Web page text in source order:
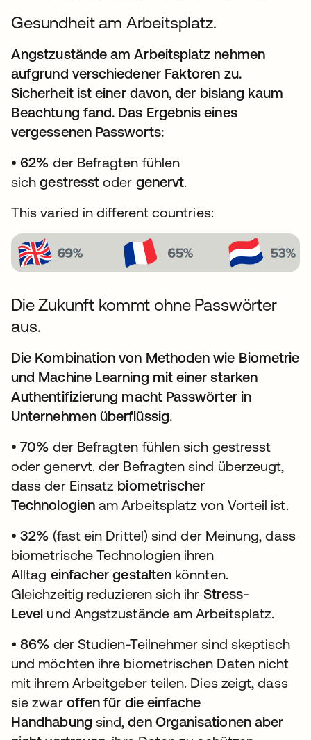
Gesundheit am Arbeitsplatz.
Angstzustände am Arbeitsplatz nehmen
aufgrund verschiedener Faktoren zu.
Sicherheit ist einer davon, der bislang kaum
Beachtung fand. Das Ergebnis eines
vergessenen Passworts:
•62% der Befragten fühlen
sichgestresst oder genervt.
This varied in different countries:
Die Zukunft kommt ohne Passwörter
aus.
Die Kombination von Methoden wie Biometrie
und Machine Learning mit einer starken
Authentifizierung macht Passwörter in
Unternehmen überflüssig.
•70% der Befragten fühlen sich gestresst
oder genervt. der Befragten sind überzeugt,
dass der Einsatz biometrischer
Technologienam Arbeitsplatz von Vorteil ist.
•32% (fast ein Drittel) sind der Meinung, dass
biometrische Technologien ihren
Alltag einfacher gestalten könnten.
Gleichzeitig reduzieren sich ihr Stress-
Level und Angstzustände am Arbeitsplatz.
•86% der Studien-Teilnehmer sind skeptisch
und möchten ihre biometrischen Daten nicht
mit ihrem Arbeitgeber teilen. Dies zeigt, dass
sie zwar offen für die einfache
Handhabung sind,den Organisationen aber